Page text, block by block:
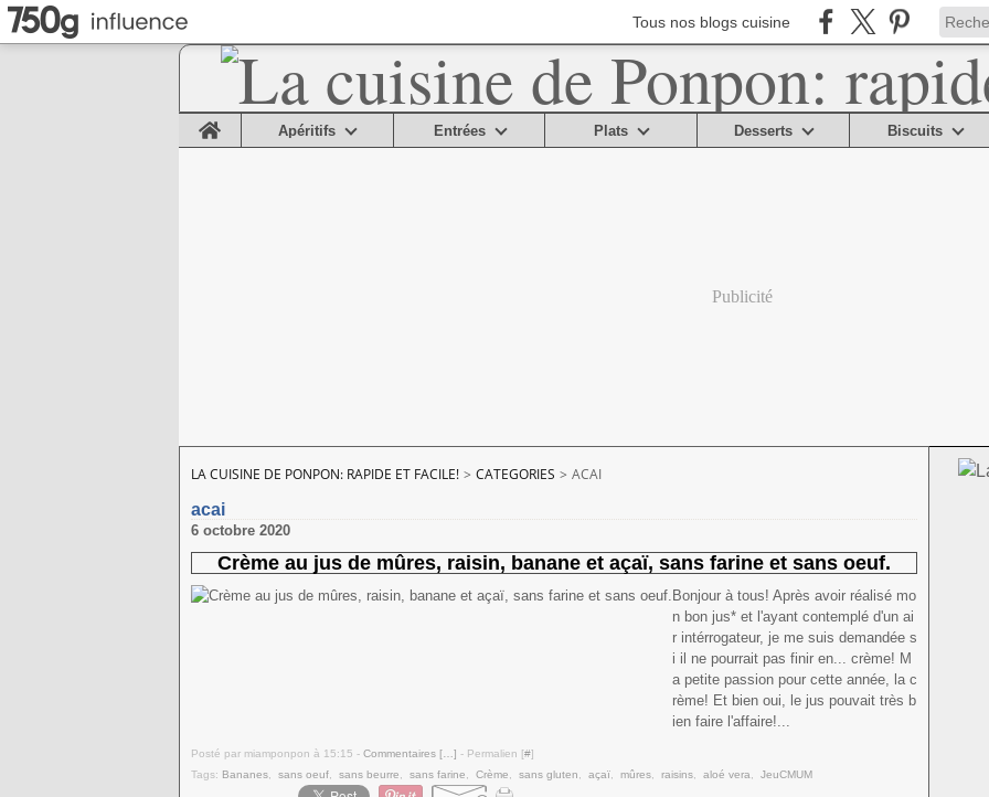
Tous nos blogs cuisine
Home
Apéritifs Entrées Plats Desserts Biscuits
Publicité
LA CUISINE DE PONPON: RAPIDE ET FACILE! > CATEGORIES > ACAI
acai
6 octobre 2020
Crème au jus de mûres, raisin, banane et açaï, sans farine et sans oeuf.
Bonjour à tous! Après avoir réalisé mo
n bon jus* et l'ayant contemplé d'un ai
r intérrogateur, je me suis demandée s
i il ne pourrait pas finir en... crème! M
a petite passion pour cette année, la c
rème! Et bien oui, le jus pouvait très b
ien faire l'affaire!...
Posté par miamponpon à 15:15 - Commentaires [ ] - Permalien [#]
Tags: Bananes sans oeuf sans beurre sans farine Crème sans gluten açaï mûres raisins aloé vera JeuCMUM